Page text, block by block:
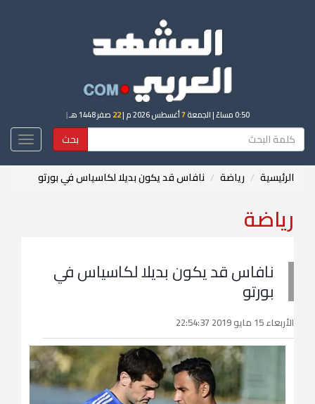
0:50 مساءً | الجمعة7أغسطس 2026 م | 22 صفر 1448 هـ |
بحث
الرئيسية رياضة نافاس قد يكون بديلا لكاسياس في بورتو
رياضة
نافاس قد يكون بديلا لكاسياس في
بورتو
الأربعاء 15 مايو 2019 22:54:37